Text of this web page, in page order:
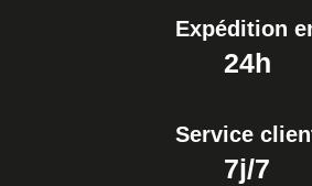
Expédition
24h
Service
7j/7